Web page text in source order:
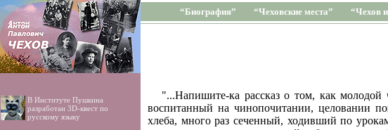
“Биография” “Чеховские места” “Чехов
В Институте Пушкина
разработан 3D-квест по
русскому языку
"...Напишите-ка рассказ о том, как молодой
воспитанный на чинопочитании, целовании
хлеба, много раз сеченный, ходивший по